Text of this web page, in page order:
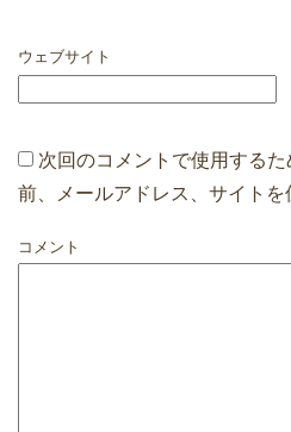
ウェブサイト
次回のコメントで使用する
前、メールアドレス、サイトを
コメント